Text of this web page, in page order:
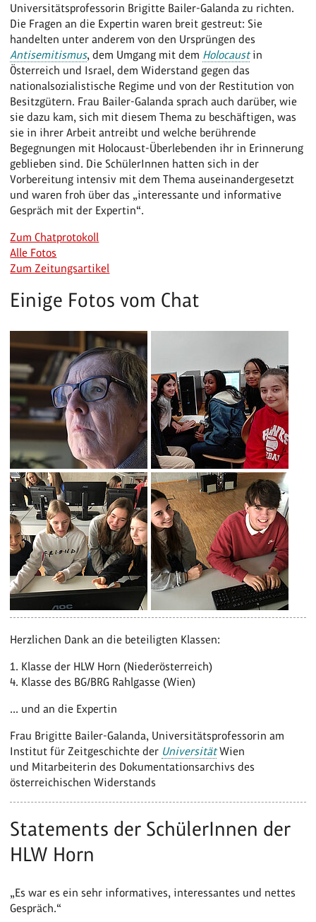
Universitätsprofessorin Brigitte Bailer-Galanda zu richten.
Die Fragen an die Expertin waren breit gestreut: Sie
handelten unter anderem von den Ursprüngen des
Antisemitismus, dem Umgang mit dem Holocaustin
Österreich und Israel, dem Widerstand gegen das
nationalsozialistische Regime und von der Restitution von
Besitzgütern. Frau Bailer-Galanda sprach auch darüber, wie
sie dazu kam, sich mit diesem Thema zu beschäftigen, was
sie in ihrer Arbeit antreibt und welche berührende
Begegnungen mit Holocaust-Überlebenden ihr in Erinnerung
geblieben sind. Die SchülerInnen hatten sich in der
Vorbereitung intensiv mit dem Thema auseinandergesetzt
und waren froh über das „interessante und informative
Gespräch mit der Expertin“.
Zum Chatprotokoll
Alle Fotos
Zum Zeitungsartikel
Einige Fotos vom Chat
Herzlichen Dank an die beteiligten Klassen:
1. Klasse der HLW Horn (Niederösterreich)
4. Klasse des BG/BRG Rahlgasse (Wien)
... und an die Expertin
Frau Brigitte Bailer-Galanda, Universitätsprofessorin am
Institut für Zeitgeschichte der UniversitätWien
und Mitarbeiterin des Dokumentationsarchivs des
österreichischen Widerstands
Statements der SchülerInnen der
HLW Horn
„Es war es ein sehr informatives, interessantes und nettes
Gespräch.“